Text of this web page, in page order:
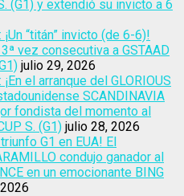
(G1) y extendió su invicto a 6
“titán” invicto (de 6-6)!
vez consecutiva a GSTAAD
julio 29, 2026
el arranque del GLORIOUS
SCANDINAVIA
fondista del momento al
S. (G1) julio 28, 2026
G1 en EUA! El
condujo ganador al
en un emocionante BING